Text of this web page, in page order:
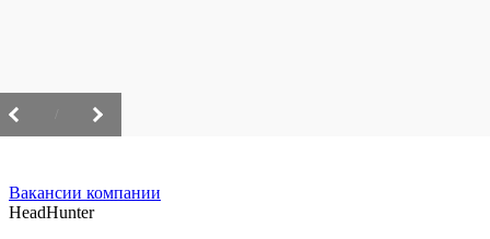
Вакансии компании
HeadHunter